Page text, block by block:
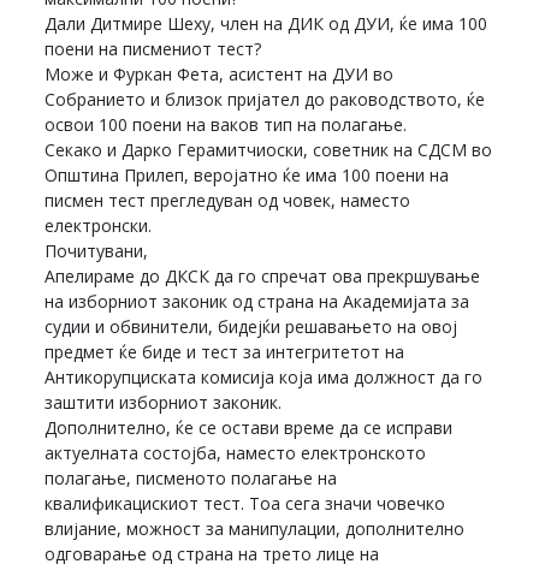
Дали Дитмире Шеху, член на ДИК од ДУИ, ќе има 100
поени на писмениот тест?
Може и Фуркан Фета, асистент на ДУИ во
Собранието и близок пријател до раководството, ќе
освои 100 поени на ваков тип на полагање.
Секако и Дарко Герамитчиоски, советник на СДСМ во
Општина Прилеп, веројатно ќе има 100 поени на
писмен тест прегледуван од човек, наместо
електронски.
Почитувани,
Апелираме до ДКСК да го спречат ова прекршување
на изборниот законик од страна на Академијата за
судии и обвинители, бидејќи решавањето на овој
предмет ќе биде и тест за интегритетот на
Антикорупциската комисија која има должност да го
заштити изборниот законик.
Дополнително, ќе се остави време да се исправи
актуелната состојба, наместо електронското
полагање, писменото полагање на
квалификацискиот тест. Тоа сега значи човечко
влијание, можност за манипулации, дополнително
одговарање од страна на трето лице на